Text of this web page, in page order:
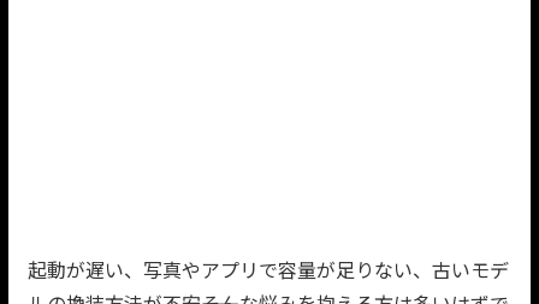
起動が遅い、写真やアプリで容量が足りない、古いモデ